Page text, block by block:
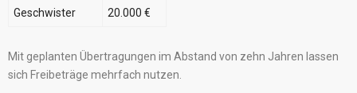
Geschwister 20.000 €
Mit geplanten Übertragungen im Abstand von zehn Jahren lassen
sich Freibeträge mehrfach nutzen.